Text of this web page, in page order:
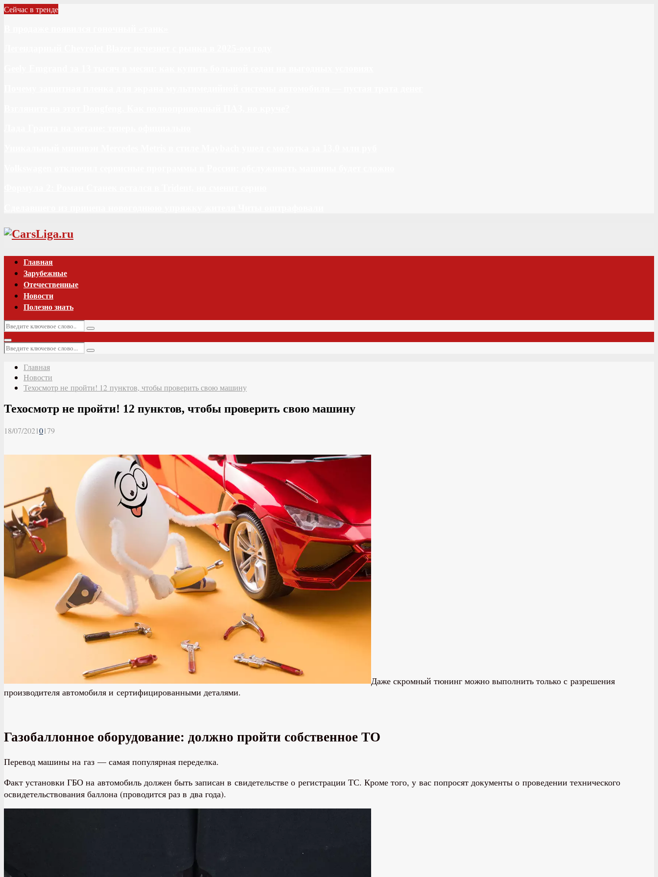
Сейчас в тренде
Vk
Главная
Зарубежные
Отечественные
Новости
Полезно знать
Искать:
Поиск
Основное
меню
Искать:
Поиск
Главная
Новости
Техосмотр не пройти! 12 пунктов, чтобы проверить свою машину
Техосмотр не пройти! 12 пунктов, чтобы проверить свою машину
18/07/20210179
Даже скромный тюнинг можно выполнить только с разрешения
производителя автомобиля и сертифицированными деталями.
Газобаллонное оборудование: должно пройти собственное ТО
Перевод машины на газ — самая популярная переделка.
Факт установки ГБО на автомобиль должен быть записан в свидетельстве о регистрации ТС. Кроме того, у вас попросят документы о проведении технического
освидетельствования баллона (проводится раз в два года).